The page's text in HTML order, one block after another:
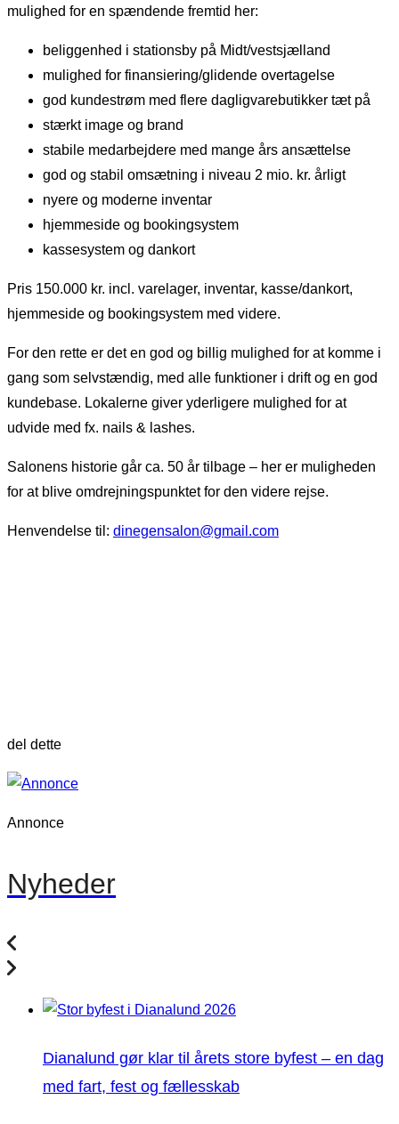
mulighed for en spændende fremtid her:
beliggenhed i stationsby på Midt/vestsjælland
mulighed for finansiering/glidende overtagelse
god kundestrøm med flere dagligvarebutikker tæt på
stærkt image og brand
stabile medarbejdere med mange års ansættelse
god og stabil omsætning i niveau 2 mio. kr. årligt
nyere og moderne inventar
hjemmeside og bookingsystem
kassesystem og dankort
Pris 150.000 kr. incl. varelager, inventar, kasse/dankort,
hjemmeside og bookingsystem med videre.
For den rette er det en god og billig mulighed for at komme i
gang som selvstændig, med alle funktioner i drift og en god
kundebase. Lokalerne giver yderligere mulighed for at
udvide med fx. nails & lashes.
Salonens historie går ca. 50 år tilbage – her er muligheden
for at blive omdrejningspunktet for den videre rejse.
Henvendelse til: dinegensalon@gmail.com
del dette
Annonce
Nyheder
Dianalund gør klar til årets store byfest – en dag
med fart, fest og fællesskab